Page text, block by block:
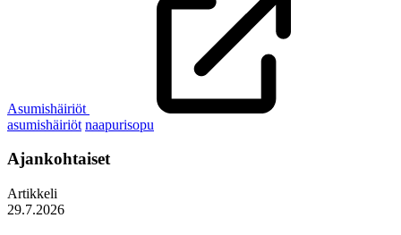
Asumishäiriöt
asumishäiriöt naapurisopu
Ajankohtaiset
Artikkeli
29.7.2026